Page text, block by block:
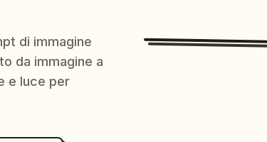
di immagine
da immagine a
e luce per